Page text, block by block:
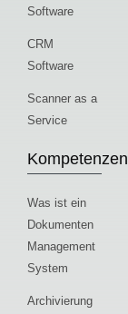
Software
CRM
Software
Scanner as a
Service
Kompetenzen
Was ist ein
Dokumenten
Management
System
Archivierung